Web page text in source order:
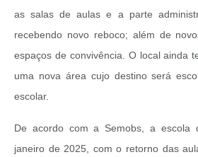
as salas de aulas e a parte
recebendo novo reboco; além de
espaços de convivência. O local ainda
uma nova área cujo destino será
escolar.
De acordo com a Semobs, a escola
janeiro de 2025, com o retorno das